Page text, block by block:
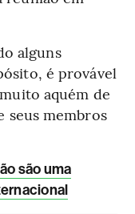
alguns
é provável
aquém de
seus membros
são uma